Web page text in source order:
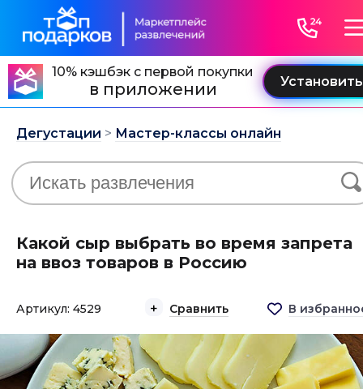
10% кэшбэк с первой покупки
в приложении
Дегустации > Мастер-классы онлайн
Какой сыр выбрать во время запрета
на ввоз товаров в Россию
Артикул: 4529 Сравнить В